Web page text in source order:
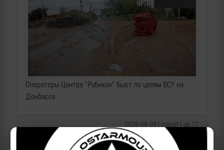
Операторы Центра "Рубикон" бьют по целям ВСУ на
Донбассе
2026-08-08 | makpif | 72